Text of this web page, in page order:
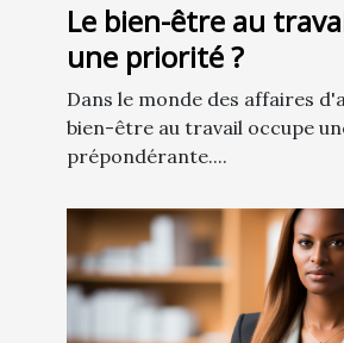
Le bien-être au
une priorité ?
Dans le monde des affaires
bien-être au travail occupe
prépondérante....